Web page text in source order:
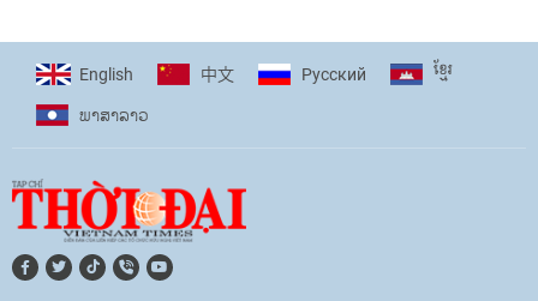
11:10|17/06/2026
English 中文 Pусский ខ្មែរ
ພາ​ສາ​ລາວ